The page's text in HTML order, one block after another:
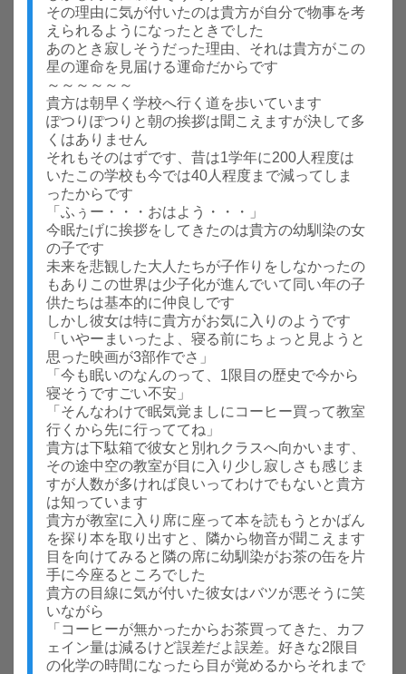
その理由に気が付いたのは貴方が自分で物事を考
えられるようになったときでした
あのとき寂しそうだった理由、それは貴方がこの
星の運命を見届ける運命だからです
～～～～～～
貴方は朝早く学校へ行く道を歩いています
ぽつりぽつりと朝の挨拶は聞こえますが決して多
くはありません
それもそのはずです、昔は1学年に200人程度は
いたこの学校も今では40人程度まで減ってしま
ったからです
「ふぅー・・・おはよう・・・」
今眠たげに挨拶をしてきたのは貴方の幼馴染の女
の子です
未来を悲観した大人たちが子作りをしなかったの
もありこの世界は少子化が進んでいて同い年の子
供たちは基本的に仲良しです
しかし彼女は特に貴方がお気に入りのようです
「いやーまいったよ、寝る前にちょっと見ようと
思った映画が3部作でさ」
「今も眠いのなんのって、1限目の歴史で今から
寝そうですごい不安」
「そんなわけで眠気覚ましにコーヒー買って教室
行くから先に行っててね」
貴方は下駄箱で彼女と別れクラスへ向かいます、
その途中空の教室が目に入り少し寂しさも感じま
すが人数が多ければ良いってわけでもないと貴方
は知っています
貴方が教室に入り席に座って本を読もうとかばん
を探り本を取り出すと、隣から物音が聞こえます
目を向けてみると隣の席に幼馴染がお茶の缶を片
手に今座るところでした
貴方の目線に気が付いた彼女はバツが悪そうに笑
いながら
「コーヒーが無かったからお茶買ってきた、カフ
ェイン量は減るけど誤差だよ誤差。好きな2限目
の化学の時間になったら目が覚めるからそれまで